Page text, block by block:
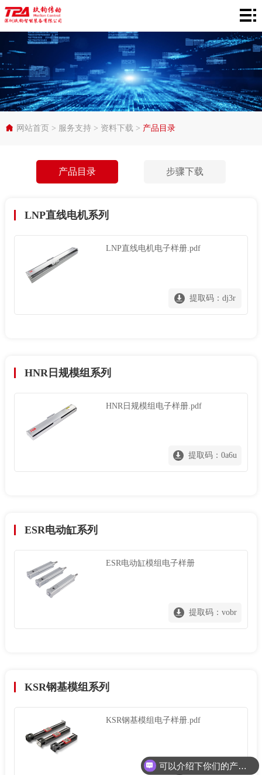
网
站
首
页
产
品
中
在
线
行
网站首页 > 服务支持 > 资料下载 > 产品目录
产品目录 步骤下载
LNP直线电机系列
LNP直线电机电子样册.pdf
提取码：dj3r
HNR日规模组系列
HNR日规模组电子样册.pdf
提取码：0a6u
ESR电动缸系列
ESR电动缸模组电子样册
提取码：vobr
KSR钢基模组系列
KSR钢基模组电子样册.pdf
提取码：jz77 可以介绍下你们的产品么